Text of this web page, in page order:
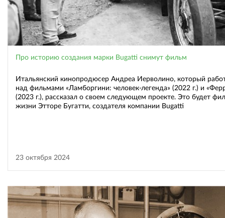
Про историю создания марки Bugatti снимут фильм
Итальянский кинопродюсер Андреа Иерволино, который
над фильмами «Ламборгини: человек-легенда» (2022 г.) и
(2023 г.), рассказал о своем следующем проекте. Это будет
жизни Этторе Бугатти, создателя компании Bugatti
23 октября 2024